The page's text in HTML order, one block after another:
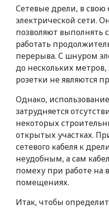
Сетевые дрели, в свою
электрической сети.
позволяют выполнять
работать
перерыва. С шнуром
до нескольких
розетки не являются
Однако,
затрудняется
некоторых
открытых участках.
сетевого кабеля к
неудобным, а сам
помеху при работе на
помещениях.
Итак, чтобы